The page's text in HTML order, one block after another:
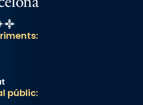
Estel
Catalunya Cristiana
públic: